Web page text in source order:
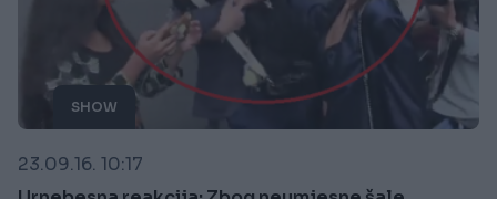
SHOW
23.09.16. 10:17